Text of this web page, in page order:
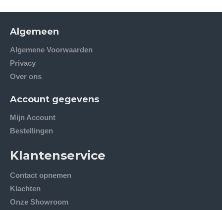
Algemeen
Algemene Voorwaarden
Privacy
Over ons
Account gegevens
Mijn Account
Bestellingen
Klantenservice
Contact opnemen
Klachten
Onze Showroom